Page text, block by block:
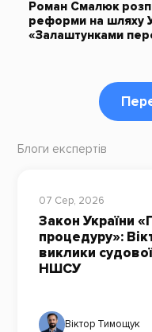
Роман Смалюк
реформи на шляху
«Залаштунками
Блоги експертів
07 Сер, 2026
Закон України
процедуру»:
виклики
НШСУ
Віктор Тимощук